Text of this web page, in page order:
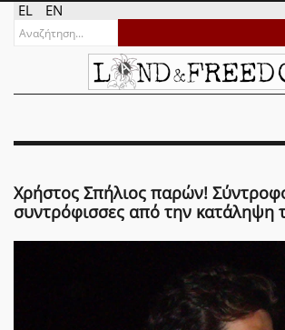
EL EN
Χρήστος Σπήλιος παρών!
συντρόφισσες από την κατάληψη